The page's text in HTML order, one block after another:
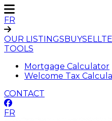
FR
OUR LISTINGSBUYSELL
TOOLS
Mortgage Calculator
Welcome Tax
CONTACT
FR